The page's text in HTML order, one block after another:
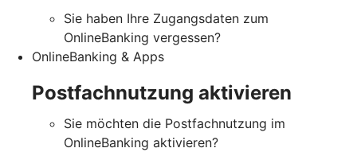
Sie haben Ihre Zugangsdaten zum
OnlineBanking vergessen?
OnlineBanking & Apps
Postfachnutzung aktivieren
Sie möchten die Postfachnutzung im
OnlineBanking aktivieren?